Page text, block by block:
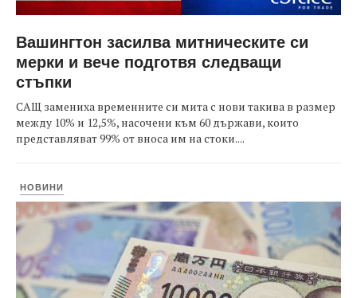
Вашингтон засилва митническите си
мерки и вече подготвя следващи
стъпки
САЩ замениха временните си мита с нови такива в размер
между 10% и 12,5%, насочени към 60 държави, които
представляват 99% от вноса им на стоки....
НОВИНИ